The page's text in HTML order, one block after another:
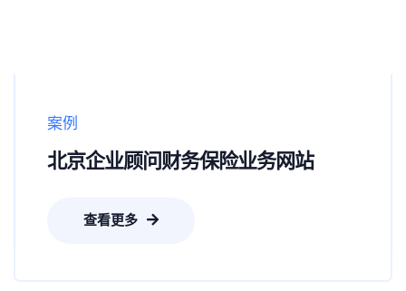
案例
北京企业顾问财务保险业务网站
查看更多